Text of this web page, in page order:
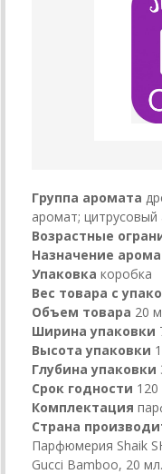
Группа аромата
аромат;
Возрастные
Назначение
Упаковка коробка
Вес товара с
Объем товара 20
Ширина упаковки
Высота упаковки
Глубина упаковки
Срок годности
Комплектация
Страна
Парфюмерия Shaik
Gucci Bamboo, 20 мл.